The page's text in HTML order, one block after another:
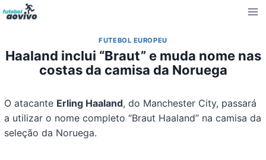
Pular
para
Conteúdo
FUTEBOL EUROPEU
Haaland inclui “Braut” e muda nome nas
costas da camisa da Noruega
O atacante Erling Haaland, do Manchester City, passará
a utilizar o nome completo “Braut Haaland” na camisa da
seleção da Noruega.